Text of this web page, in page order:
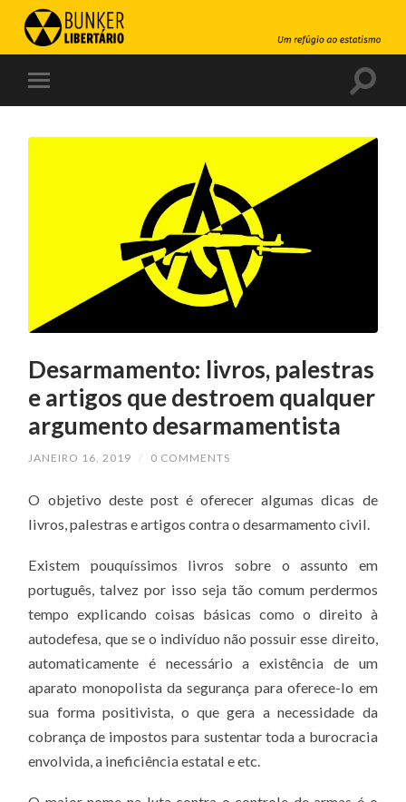
Desarmamento: livros, palestras
e artigos que destroem qualquer
argumento desarmamentista
JANEIRO 16, 2019 / 0 COMMENTS
O objetivo deste post é oferecer algumas dicas de
livros, palestras e artigos contra o desarmamento civil.
Existem pouquíssimos livros sobre o assunto em
português, talvez por isso seja tão comum perdermos
tempo explicando coisas básicas como o direito à
autodefesa, que se o indivíduo não possuir esse direito,
automaticamente é necessário a existência de um
aparato monopolista da segurança para oferece-lo em
sua forma positivista, o que gera a necessidade da
cobrança de impostos para sustentar toda a burocracia
envolvida, a ineficiência estatal e etc.